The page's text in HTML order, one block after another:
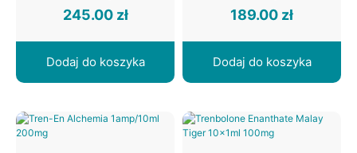
245.00 zł
Dodaj do koszyka
189.00 zł
Dodaj do koszyka